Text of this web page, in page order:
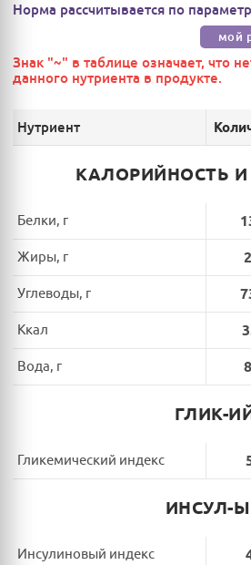
Норма рассчитывается по
мой
Знак "~" в таблице означает, что
данного нутриента в продукте.
Нутриент
КАЛОРИЙНОСТЬ
Белки, г
Жиры, г
Углеводы, г
Ккал
Вода, г
ГЛИК-
Гликемический индекс
ИНСУЛ-
Инсулиновый индекс